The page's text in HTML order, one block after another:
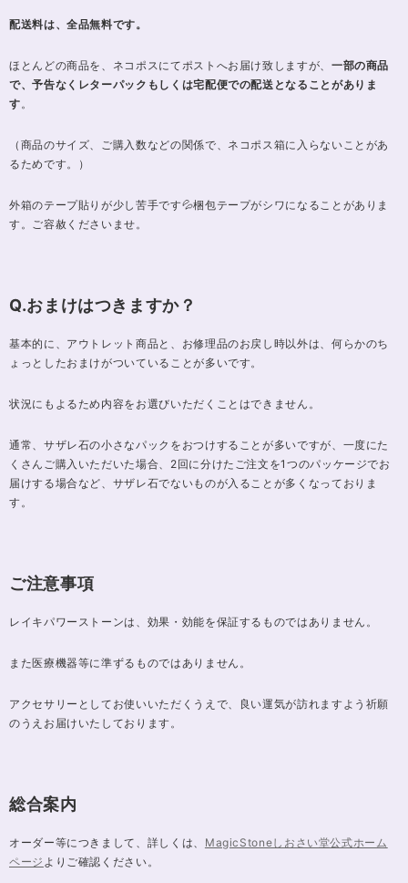
配送料は、全品無料です。
ほとんどの商品を、ネコポスにてポストへお届け致しますが、 一部の商品
で、予告なくレターパックもしくは宅配便での配送となることがありま
す。
（商品のサイズ、ご購入数などの関係で、ネコポス箱に入らないことがあ
るためです。）
外箱のテープ貼りが少し苦手です💦梱包テープがシワになることがありま
す。ご容赦くださいませ。
Q.おまけはつきますか？
基本的に、アウトレット商品と、お修理品のお戻し時以外は、何らかのち
ょっとしたおまけがついていることが多いです。
状況にもよるため内容をお選びいただくことはできません。
通常、サザレ石の小さなパックをおつけすることが多いですが、一度にた
くさんご購入いただいた場合、2回に分けたご注文を1つのパッケージでお
届けする場合など、サザレ石でないものが入ることが多くなっておりま
す。
ご注意事項
レイキパワーストーンは、効果・効能を保証するものではありません。
また医療機器等に準ずるものではありません。
アクセサリーとしてお使いいただくうえで、良い運気が訪れますよう祈願
のうえお届けいたしております。
総合案内
オーダー等につきまして、詳しくは、 MagicStoneしおさい堂公式ホーム
ページ よりご確認ください。